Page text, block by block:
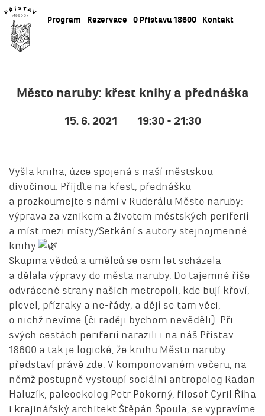
Program Rezervace O Přístavu 18600 Kontakt
Město naruby: křest knihy a přednáška
15. 6. 2021 19:30 - 21:30
Vyšla kniha, úzce spojená s naší městskou
divočinou. Přijďte na křest, přednášku
a prozkoumejte s námi v Ruderálu Město naruby:
výprava za vznikem a životem městských periferií
a míst mezi místy/Setkání s autory stejnojmenné
knihy.
Skupina vědců a umělců se osm let scházela
a dělala výpravy do města naruby. Do tajemné říše
odvrácené strany našich metropolí, kde bují křoví,
plevel, přízraky a ne-řády; a dějí se tam věci,
o nichž nevíme (či raději bychom nevěděli). Při
svých cestách periferií narazili i na náš Přístav
18600 a tak je logické, že knihu Město naruby
představí právě zde. V komponovaném večeru, na
němž postupně vystoupí sociální antropolog Radan
Haluzík, paleoekolog Petr Pokorný, filosof Cyril Říha
i krajinářský architekt Štěpán Špoula, se vypravíme